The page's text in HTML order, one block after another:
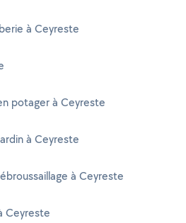
à Ceyreste
potager à Ceyreste
à Ceyreste
à Ceyreste
Ceyreste